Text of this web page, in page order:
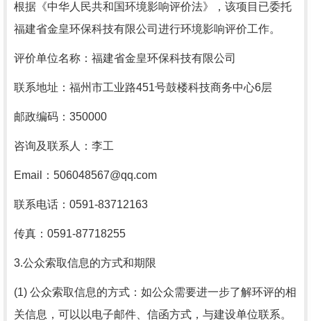
根据《中华人民共和国环境影响评价法》，该项目已委托
福建省金皇环保科技有限公司进行环境影响评价工作。
评价单位名称：福建省金皇环保科技有限公司
联系地址：福州市工业路451号鼓楼科技商务中心6层
邮政编码：350000
咨询及联系人：李工
Email：506048567@qq.com
联系电话：0591-83712163
传真：0591-87718255
3.公众索取信息的方式和期限
(1) 公众索取信息的方式：如公众需要进一步了解环评的相
关信息，可以以电子邮件、信函方式，与建设单位联系。